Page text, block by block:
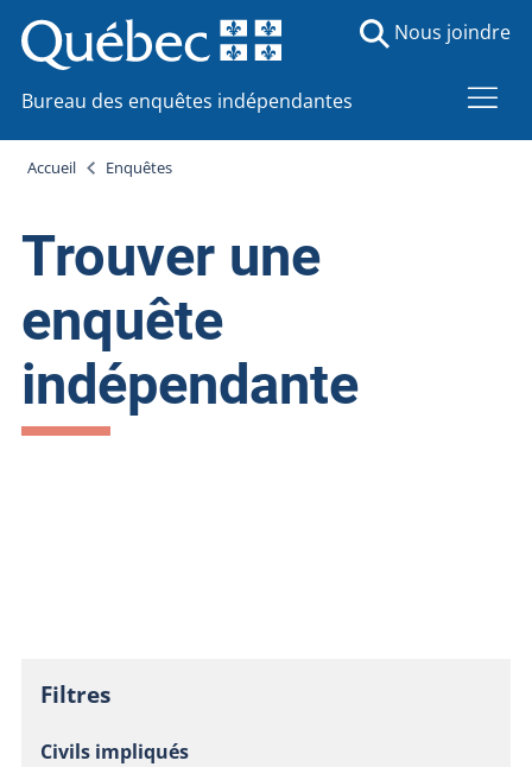
Bureau des enquêtes indépendantes
Nous joindre
Accueil Enquêtes
Trouver une
enquête
indépendante
Filtres
Civils impliqués